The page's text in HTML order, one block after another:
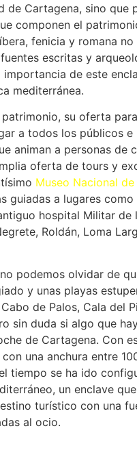
Cartagena, sino que
componen el
fenicia y romana
escritas y
de este
mediterránea.
su oferta
a todos los públicos
animan a personas de
oferta de tours y
Museo Nacional
guiadas a lugares
hospital Militar de
Roldán, Loma
podemos olvidar de
y unas playas
de Palos, Cala del
sin duda si algo que
de Cartagena. Con
una anchura entre
tiempo se ha ido
un enclave
turístico con una
al ocio.